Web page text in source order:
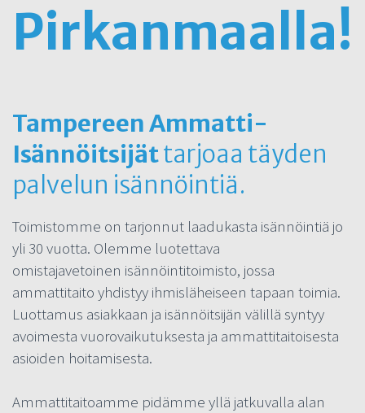
Pirkanmaalla!
Tampereen Ammatti-
Isännöitsijättarjoaa täyden
palvelun isännöintiä.
Toimistomme on tarjonnut laadukasta isännöintiä jo
yli 30 vuotta. Olemme luotettava
omistajavetoinen isännöintitoimisto, jossa
ammattitaito yhdistyy ihmisläheiseen tapaan toimia.
Luottamus asiakkaan ja isännöitsijän välillä syntyy
avoimesta vuorovaikutuksesta ja ammattitaitoisesta
asioiden hoitamisesta.
Ammattitaitoamme pidämme yllä jatkuvalla alan